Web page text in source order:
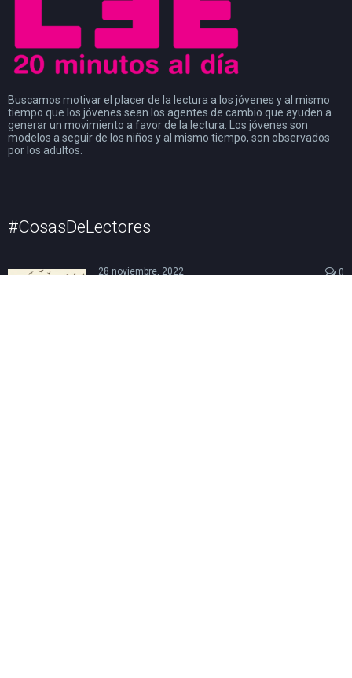
Buscamos motivar el placer de la lectura a los jóvenes y al mismo
tiempo que los jóvenes sean los agentes de cambio que ayuden a
generar un movimiento a favor de la lectura. Los jóvenes son
modelos a seguir de los niños y al mismo tiempo, son observados
por los adultos.
#CosasDeLectores
28 noviembre, 2022 0